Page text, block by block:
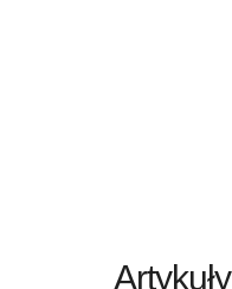
Artykuły